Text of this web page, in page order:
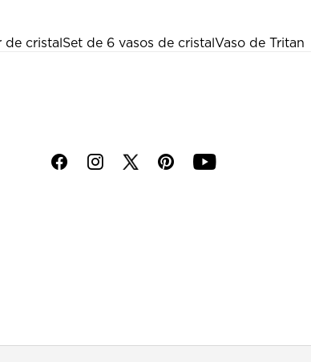
de cristal Set de 6 vasos de cristal Vaso de Tritan
f i p y